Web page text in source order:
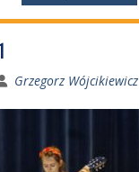
Grzegorz Wójcikiewicz